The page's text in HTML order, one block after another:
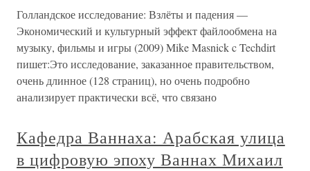
Голландское исследование: Взлёты и падения —
Экономический и культурный эффект файлообмена на
музыку, фильмы и игры (2009) Mike Masnick c Techdirt
пишет:Это исследование, заказанное правительством,
очень длинное (128 страниц), но очень подробно
анализирует практически всё, что связано
Кафедра Ваннаха: Арабская улица
в цифровую эпоху Ваннах Михаил